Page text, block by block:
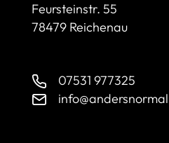
Feursteinstr. 55
78479 Reichenau
07531 977325